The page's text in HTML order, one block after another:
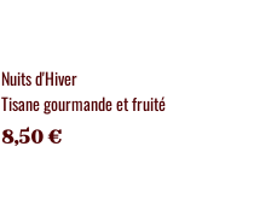
Nuits d'Hiver
Tisane gourmande et fruité
8,50 €